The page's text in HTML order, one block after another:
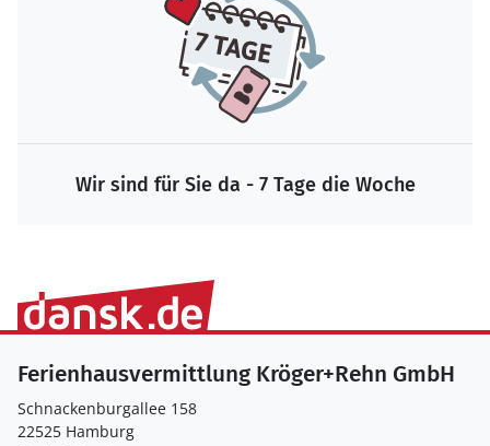
Wir sind für Sie da - 7 Tage die Woche
Ferienhausvermittlung Kröger+Rehn GmbH
Schnackenburgallee 158
22525 Hamburg